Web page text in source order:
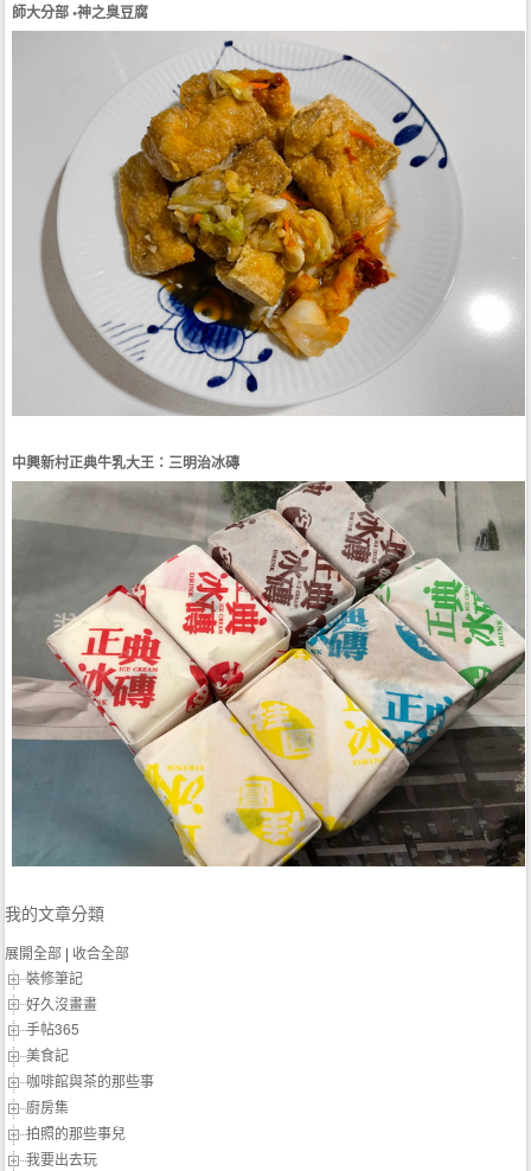
師大分部 •神之臭豆腐
中興新村正典牛乳大王：三明治冰磚
我的文章分類
展開全部 | 收合全部
裝修筆記
好久沒畫畫
手帖365
美食記
咖啡館與茶的那些事
廚房集
拍照的那些事兒
我要出去玩